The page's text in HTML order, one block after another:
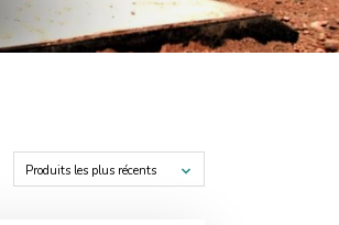
Produits les plus récents